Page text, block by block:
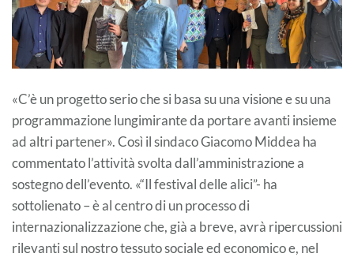
«C’è un progetto serio che si basa su una visione e su una
programmazione lungimirante da portare avanti insieme
ad altri partener». Così il sindaco Giacomo Middea ha
commentato l’attività svolta dall’amministrazione a
sostegno dell’evento. «“Il festival delle alici”- ha
sottolienato – è al centro di un processo di
internazionalizzazione che, già a breve, avrà ripercussioni
rilevanti sul nostro tessuto sociale ed economico e, nel